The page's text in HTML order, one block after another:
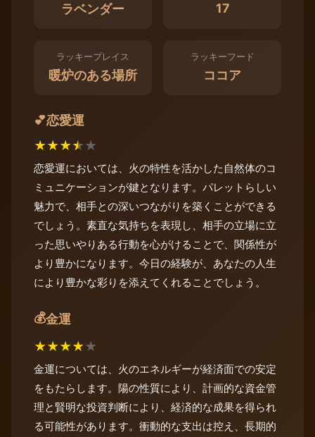
ラベンダー 17
ラッキープレイス
暖炉のある場所
ラッキーフード
ココア
💕恋愛運
★★★★★
恋愛運においては、火の特性を活かした自然体のコ
ミュニケーションが鍵となります。パレットらしい
魅力で、相手との深いつながりを築くことができる
でしょう。素直な気持ちを表現し、相手の立場に立
った思いやりある行動を心がけることで、関係性が
より豊かになります。今日の経験が、あなたの人生
により豊かな彩りを添えてくれることでしょう。
💰金運
★★★★★
金運については、火のエネルギーが経済面での安定
をもたらします。陽の性質により、計画的な資金管
理と賢明な投資判断により、経済的な成果を得られ
る可能性があります。衝動的な支出は控え、長期的